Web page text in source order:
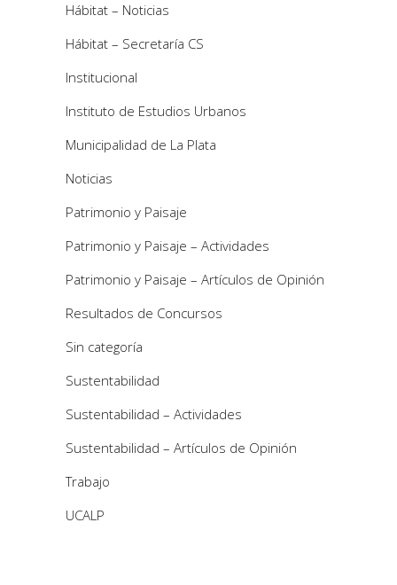
Hábitat – Noticias
Hábitat – Secretaría CS
Institucional
Instituto de Estudios Urbanos
Municipalidad de La Plata
Noticias
Patrimonio y Paisaje
Patrimonio y Paisaje – Actividades
Patrimonio y Paisaje – Artículos de Opinión
Resultados de Concursos
Sin categoría
Sustentabilidad
Sustentabilidad – Actividades
Sustentabilidad – Artículos de Opinión
Trabajo
UCALP